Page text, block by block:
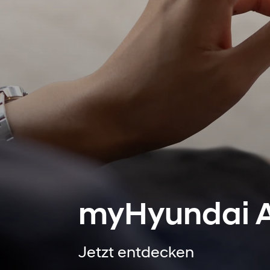
myHyundai
Jetzt entdecken